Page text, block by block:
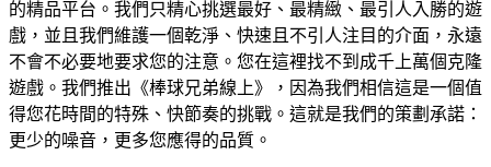
的精品平台。我們只精心挑選最好、最精緻、最引人入勝的遊
戲，並且我們維護一個乾淨、快速且不引人注目的介面，永遠
不會不必要地要求您的注意。您在這裡找不到成千上萬個克隆
遊戲。我們推出《棒球兄弟線上》，因為我們相信這是一個值
得您花時間的特殊、快節奏的挑戰。這就是我們的策劃承諾：
更少的噪音，更多您應得的品質。